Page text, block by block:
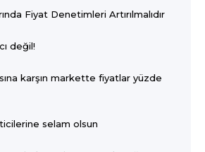
Fiyat Denetimleri Artırılmalıdır
değil!
karşın markette fiyatlar yüzde
selam olsun